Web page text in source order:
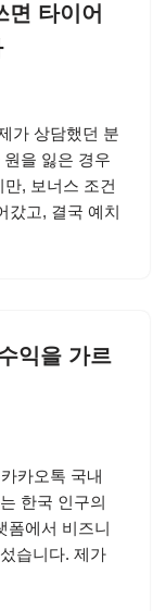
면 타이어
가 상담했던 분
을 잃은 경우
, 보너스 조건
갔고, 결국 예치
익을 가르
카오톡 국내
한국 인구의
폼에서 비즈니
습니다. 제가